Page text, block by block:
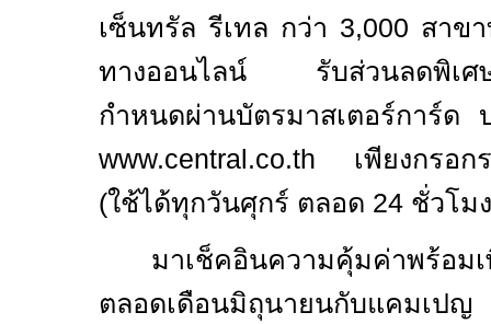
เซ็นทรัล รีเทล กว่า 3,000 สาข
ทางออนไลน์ รับส่วนลดพิเศษ
กำหนดผ่านบัตรมาสเตอร์การ์
www.central.co.th เพียงกร
(ใช้ได้ทุกวันศุกร์ ตลอด 24 ชั่วโ
มาเช็คอินความคุ้มค่าพร้อม
ตลอดเดือนมิถุนายนกับแคมเปญ